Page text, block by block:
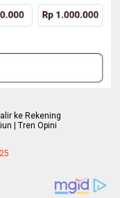
ke Rekening
| Tren Opini